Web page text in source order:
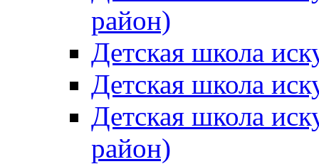
район)
Детская школа
Детская школа
Детская школа
район)